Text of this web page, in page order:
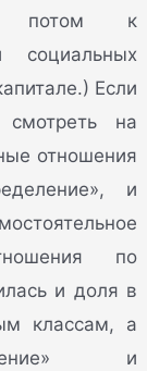
потом к
социальных
Если
на
отношения
и
по
и доля в
классам, а
и